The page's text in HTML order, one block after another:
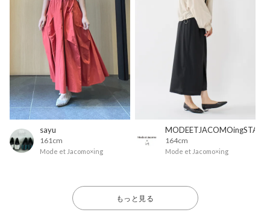
sayu
161cm
Mode et Jacomo×ing
MODEETJACOMOingSTAFF
164cm
Mode et Jacomo×ing
もっと見る